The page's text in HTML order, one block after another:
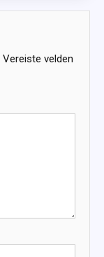
Vereiste velden